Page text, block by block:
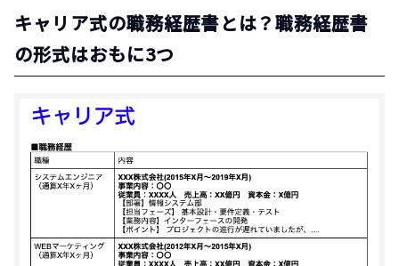
キャリア式の職務経歴書とは？職務経歴書
の形式はおもに3つ